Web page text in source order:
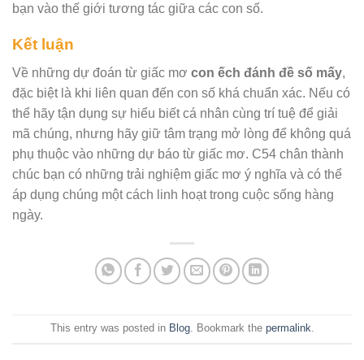
bạn vào thế giới tương tác giữa các con số.
Kết luận
Về những dự đoán từ giấc mơ con ếch đánh đề số mấy,
đặc biệt là khi liên quan đến con số khá chuẩn xác. Nếu có
thể hãy tận dụng sự hiểu biết cá nhân cùng trí tuệ để giải
mã chúng, nhưng hãy giữ tâm trạng mở lòng để không quá
phụ thuộc vào những dự báo từ giấc mơ. C54 chân thành
chúc bạn có những trải nghiệm giấc mơ ý nghĩa và có thể
áp dụng chúng một cách linh hoạt trong cuộc sống hàng
ngày.
This entry was posted in Blog. Bookmark the permalink.